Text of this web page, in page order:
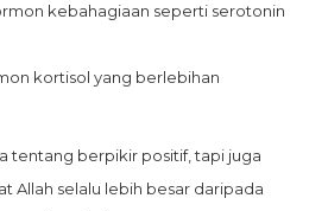
kebahagiaan seperti serotonin
kortisol yang berlebihan
tentang berpikir positif, tapi juga
Allah selalu lebih besar daripada